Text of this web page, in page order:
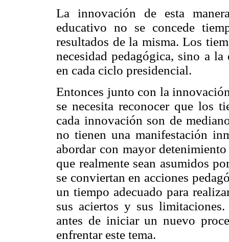
La innovación de esta
educativo no se concede
resultados de la misma. Los
necesidad pedagógica, sino a
en cada ciclo presidencial.
Entonces junto con la
se necesita reconocer que los
cada innovación son de
no tienen una manifestación
abordar con mayor
que realmente sean asumidos
se conviertan en acciones
un tiempo adecuado para
sus aciertos y sus
antes de iniciar un nuevo
enfrentar este tema.